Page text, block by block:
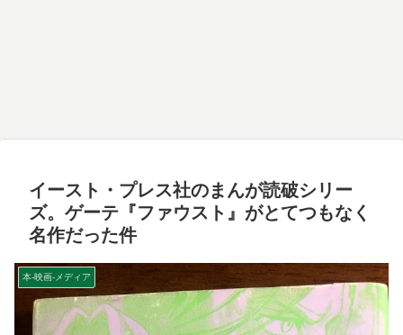
イースト・プレス社のまんが読破シリー
ズ。ゲーテ『ファウスト』がとてつもなく
名作だった件
本-映画-メディア